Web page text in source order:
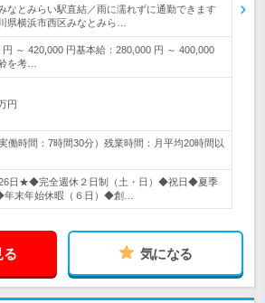
とみらい駅直結／雨に濡れずに通勤できます
県横浜市西区みなとみら…
円 ～ 420,000 円基本給：280,000 円 ～ 400,000
を考…
円
働時間：7時間30分）残業時間：月平均20時間以
日★◆完全週休２日制（土・日）◆祝日◆夏季
末年始休暇（６日）◆創…
る 気になる